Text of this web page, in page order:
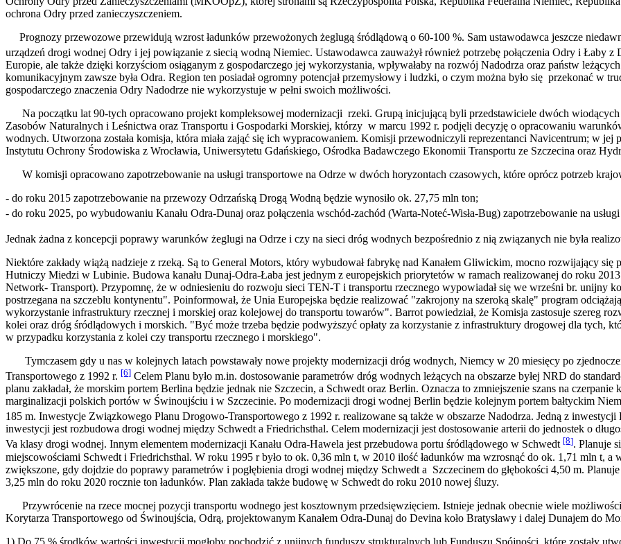
ochrona Odry przed zanieczyszczeniem.
Prognozy przewozowe przewidują wzrost ładunków przewożonych żeglugą śródlądową o 60-100 %. Sam ustawodawca jeszcze
urządzeń drogi wodnej Odry i jej powiązanie z siecią wodną Niemiec. Ustawodawca zauważył również potrzebę połączenia Odry i Łaby z
Europie, ale także dzięki korzyściom osiąganym z gospodarczego jej wykorzystania, wpływałaby na rozwój Nadodrza oraz państw
komunikacyjnym zawsze była Odra. Region ten posiadał ogromny potencjał przemysłowy i ludzki, o czym można było się przekonać w
gospodarczego znaczenia Odry Nadodrze nie wykorzystuje w pełni swoich możliwości.
Na początku lat 90-tych opracowano projekt kompleksowej modernizacji rzeki. Grupą inicjującą byli przedstawiciele dwóch
Zasobów Naturalnych i Leśnictwa oraz Transportu i Gospodarki Morskiej, którzy w marcu 1992 r. podjęli decyzję o opracowaniu
wodnych. Utworzona została komisja, która miała zająć się ich wypracowaniem. Komisji przewodniczyli reprezentanci Navicentrum; w jej
Instytutu Ochrony Środowiska z Wrocławia, Uniwersytetu Gdańskiego, Ośrodka Badawczego Ekonomii Transportu ze Szczecina oraz
W komisji opracowano zapotrzebowanie na usługi transportowe na Odrze w dwóch horyzontach czasowych, które oprócz potrzeb
- do roku 2015 zapotrzebowanie na przewozy Odrzańską Drogą Wodną będzie wynosiło ok. 27,75 mln ton;
- do roku 2025, po wybudowaniu Kanału Odra-Dunaj oraz połączenia wschód-zachód (Warta-Noteć-Wisła-Bug) zapotrzebowanie na
Jednak żadna z koncepcji poprawy warunków żeglugi na Odrze i czy na sieci dróg wodnych bezpośrednio z nią związanych nie była
Niektóre zakłady wiążą nadzieje z rzeką. Są to General Motors, który wybudował fabrykę nad Kanałem Gliwickim, mocno rozwijający się
Hutniczy Miedzi w Lubinie. Budowa kanału Dunaj-Odra-Łaba jest jednym z europejskich priorytetów w ramach realizowanej do roku
Network- Transport). Przypomnę, że w odniesieniu do rozwoju sieci TEN-T i transportu rzecznego wypowiadał się we wrześni br. unijny
postrzegana na szczeblu kontynentu". Poinformował, że Unia Europejska będzie realizować "zakrojony na szeroką skalę" program
wykorzystanie infrastruktury rzecznej i morskiej oraz kolejowej do transportu towarów". Barrot powiedział, że Komisja zastosuje szereg
kolei oraz dróg śródlądowych i morskich. "Być może trzeba będzie podwyższyć opłaty za korzystanie z infrastruktury drogowej dla tych,
w przypadku korzystania z kolei czy transportu rzecznego i morskiego".
Tymczasem gdy u nas w kolejnych latach powstawały nowe projekty modernizacji dróg wodnych, Niemcy w 20 miesięcy po
Transportowego z 1992 r. [6] Celem Planu było m.in. dostosowanie parametrów dróg wodnych leżących na obszarze byłej NRD do
planu zakładał, że morskim portem Berlina będzie jednak nie Szczecin, a Schwedt oraz Berlin. Oznacza to zmniejszenie szans na
marginalizacji polskich portów w Świnoujściu i w Szczecinie. Po modernizacji drogi wodnej Berlin będzie kolejnym portem bałtyckim
185 m. Inwestycje Związkowego Planu Drogowo-Transportowego z 1992 r. realizowane są także w obszarze Nadodrza. Jedną z inwestycji
inwestycji jest rozbudowa drogi wodnej między Schwedt a Friedrichsthal. Celem modernizacji jest dostosowanie arterii do jednostek o
Va klasy drogi wodnej. Innym elementem modernizacji Kanału Odra-Hawela jest przebudowa portu śródlądowego w Schwedt [8]. Planuje
miejscowościami Schwedt i Friedrichsthal. W roku 1995 r było to ok. 0,36 mln t, w 2010 ilość ładunków ma wzrosnąć do ok. 1,71 mln t, a
zwiększone, gdy dojdzie do poprawy parametrów i pogłębienia drogi wodnej między Schwedt a Szczecinem do głębokości 4,50 m.
3,25 mln do roku 2020 rocznie ton ładunków. Plan zakłada także budowę w Schwedt do roku 2010 nowej śluzy.
Przywrócenie na rzece mocnej pozycji transportu wodnego jest kosztownym przedsięwzięciem. Istnieje jednak obecnie wiele
Korytarza Transportowego od Świnoujścia, Odrą, projektowanym Kanałem Odra-Dunaj do Devina koło Bratysławy i dalej Dunajem do
1) Do 75 % środków wartości inwestycji mogłoby pochodzić z unijnych funduszy strukturalnych lub Funduszu Spójności, które zostały